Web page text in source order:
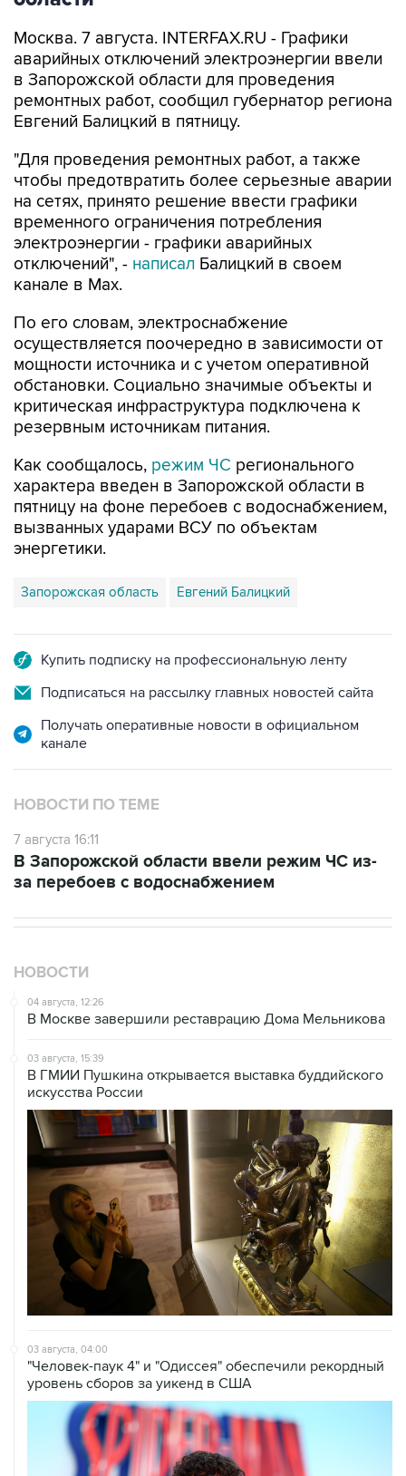
Москва. 7 августа. INTERFAX.RU - Графики
аварийных отключений электроэнергии ввели
в Запорожской области для проведения
ремонтных работ, сообщил губернатор региона
Евгений Балицкий в пятницу.
"Для проведения ремонтных работ, а также
чтобы предотвратить более серьезные аварии
на сетях, принято решение ввести графики
временного ограничения потребления
электроэнергии - графики аварийных
отключений", - написал Балицкий в своем
канале в Max.
По его словам, электроснабжение
осуществляется поочередно в зависимости от
мощности источника и с учетом оперативной
обстановки. Социально значимые объекты и
критическая инфраструктура подключена к
резервным источникам питания.
Как сообщалось, режим ЧС регионального
характера введен в Запорожской области в
пятницу на фоне перебоев с водоснабжением,
вызванных ударами ВСУ по объектам
энергетики.
Запорожская область Евгений Балицкий
Купить подписку на профессиональную ленту
Подписаться на рассылку главных новостей сайта
Получать оперативные новости в официальном
канале
НОВОСТИ ПО ТЕМЕ
7 августа 16:11
В Запорожской области ввели режим ЧС из-
за перебоев с водоснабжением
НОВОСТИ
04 августа, 12:26
В Москве завершили реставрацию Дома Мельникова
03 августа, 15:39
В ГМИИ Пушкина открывается выставка буддийского
искусства России
03 августа, 04:00
"Человек-паук 4" и "Одиссея" обеспечили рекордный
уровень сборов за уикенд в США